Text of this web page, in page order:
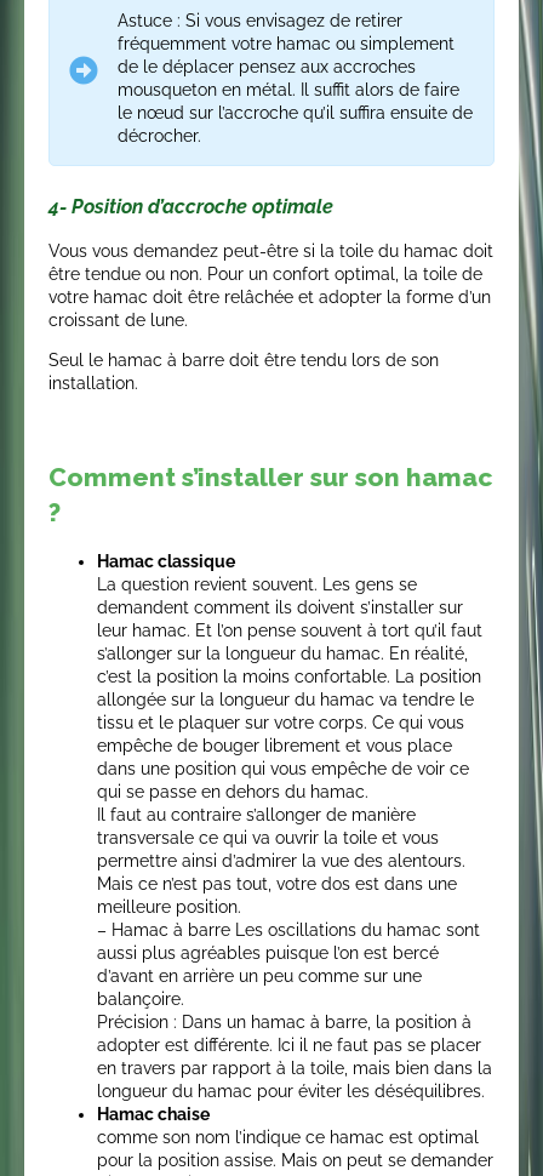
Astuce : Si vous envisagez de retirer
fréquemment votre hamac ou simplement
de le déplacer pensez aux accroches
mousqueton en métal. Il suffit alors de faire
le nœud sur l’accroche qu’il suffira ensuite de
décrocher.
4- Position d’accroche optimale
Vous vous demandez peut-être si la toile du hamac doit
être tendue ou non. Pour un confort optimal, la toile de
votre hamac doit être relâchée et adopter la forme d’un
croissant de lune.
Seul le hamac à barre doit être tendu lors de son
installation.
Comment s’installer sur son hamac
?
Hamac classique
La question revient souvent. Les gens se
demandent comment ils doivent s’installer sur
leur hamac. Et l’on pense souvent à tort qu’il faut
s’allonger sur la longueur du hamac. En réalité,
c’est la position la moins confortable. La position
allongée sur la longueur du hamac va tendre le
tissu et le plaquer sur votre corps. Ce qui vous
empêche de bouger librement et vous place
dans une position qui vous empêche de voir ce
qui se passe en dehors du hamac.
Il faut au contraire s’allonger de manière
transversale ce qui va ouvrir la toile et vous
permettre ainsi d’admirer la vue des alentours.
Mais ce n’est pas tout, votre dos est dans une
meilleure position.
– Hamac à barre Les oscillations du hamac sont
aussi plus agréables puisque l’on est bercé
d’avant en arrière un peu comme sur une
balançoire.
Précision : Dans un hamac à barre, la position à
adopter est différente. Ici il ne faut pas se placer
en travers par rapport à la toile, mais bien dans la
longueur du hamac pour éviter les déséquilibres.
Hamac chaise
comme son nom l’indique ce hamac est optimal
pour la position assise. Mais on peut se demander